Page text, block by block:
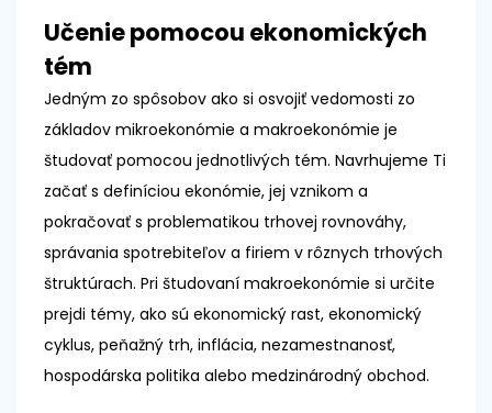
Učenie pomocou ekonomických
tém
Jedným zo spôsobov ako si osvojiť vedomosti zo
základov mikroekonómie a makroekonómie je
študovať pomocou jednotlivých tém. Navrhujeme Ti
začať s definíciou ekonómie, jej vznikom a
pokračovať s problematikou trhovej rovnováhy,
správania spotrebiteľov a firiem v rôznych trhových
štruktúrach. Pri študovaní makroekonómie si určite
prejdi témy, ako sú ekonomický rast, ekonomický
cyklus, peňažný trh, inflácia, nezamestnanosť,
hospodárska politika alebo medzinárodný obchod.